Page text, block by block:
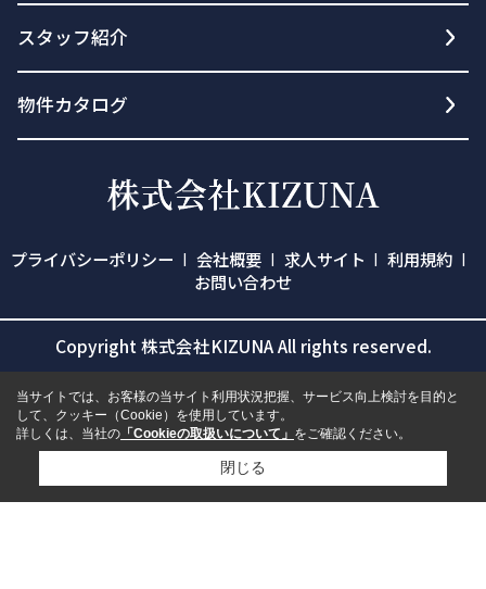
スタッフ紹介
物件カタログ
プライバシーポリシー 会社概要 求人サイト
利用規約
お問い合わせ
Copyright 株式会社KIZUNA All rights reserved.
当サイトでは、お客様の当サイト利用状況把握、サービス向上検討を目的と
して、クッキー（Cookie）を使用しています。
詳しくは、当社の 「Cookieの取扱いについて」 をご確認ください。
閉じる